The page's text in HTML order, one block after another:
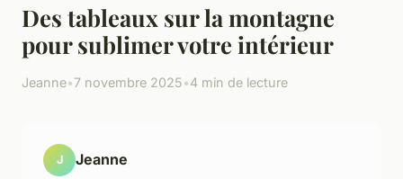
Des tableaux sur la montagne
pour sublimer votre intérieur
Jeanne•7 novembre 2025•4 min de lecture
J Jeanne